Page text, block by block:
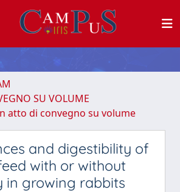
SU VOLUME
atto di convegno su volume
and digestibility of
with or without
in growing rabbits